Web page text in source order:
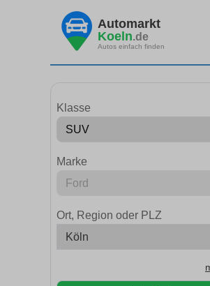
Automarkt
Koeln.de
Autos einfach finden
Klasse
Marke
Ort, Region oder PLZ